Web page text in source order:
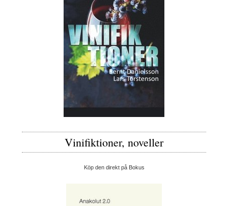
Vinifiktioner, noveller
Köp den direkt på Bokus